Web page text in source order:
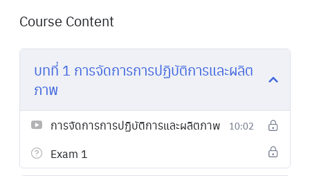
Course Content
บทที่ 1 การจัดการการปฏิบัติการและผลิต
ภาพ
การจัดการการปฏิบัติการและผลิตภาพ 10:02
Exam 1